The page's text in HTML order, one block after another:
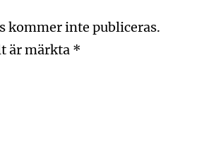
kommer inte publiceras.
är märkta *